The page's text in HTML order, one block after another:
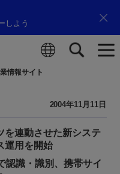
しよう
情報サイト
2004年11月11日
を連動させた新システ
運用を開始
認識・識別、携帯サイ